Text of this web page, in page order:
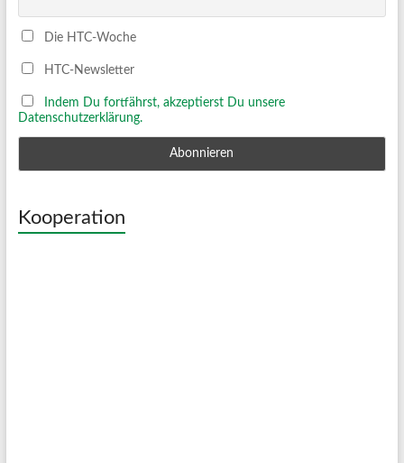
Die HTC-Woche
HTC-Newsletter
Indem Du fortfährst, akzeptierst Du unsere
Datenschutzerklärung.
Kooperation